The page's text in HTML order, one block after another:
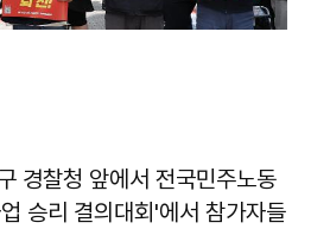
경찰청 앞에서 전국민주노동
승리 결의대회'에서 참가자들